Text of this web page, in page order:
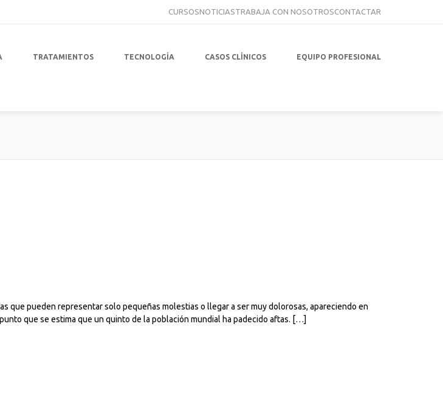
CURSOSNOTICIASTRABAJA CON NOSOTROSCONTACTAR
TRATAMIENTOS TECNOLOGÍA CASOS CLÍNICOS EQUIPO PROFESIONAL
que pueden representar solo pequeñas molestias o llegar a ser muy dolorosas, apareciendo en
que se estima que un quinto de la población mundial ha padecido aftas. […]